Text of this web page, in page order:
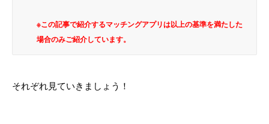
※この記事で紹介するマッチングアプリは以上の基準を満たした
場合のみご紹介しています。
それぞれ見ていきましょう！